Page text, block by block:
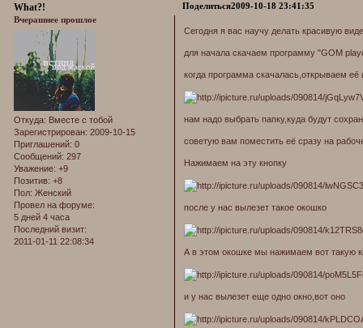
Поделиться2009-10-18 23:41:35
What?!
Вчерашнее прошлое
Откуда: Вместе с тобой
Зарегистрирован: 2009-10-15
Приглашений: 0
Сообщений: 297
Уважение: +9
Позитив: +8
Пол: Женский
Провел на форуме:
5 дней 4 часа
Последний визит:
2011-01-11 22:08:34
Сегодня я вас научу делать красивую
для начала скачаем программу "GOM
когда программа скачалась,открываем её
нам надо выбрать папку,куда будут
советую вам поместить её сразу на
Нажимаем на эту кнопку
после у нас вылезет такое окошко
А в этом окошке мы нажимаем вот такую
и у нас вылезет еще одно окно,вот оно